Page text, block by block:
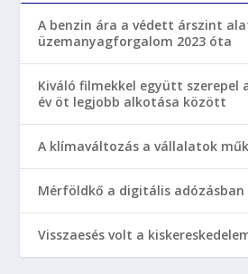
A benzin ára a védett árszint
üzemanyagforgalom 2023 óta
Kiváló filmekkel együtt szerepel
év öt legjobb alkotása között
A klímaváltozás a vállalatok
Mérföldkő a digitális adózásban
Visszaesés volt a